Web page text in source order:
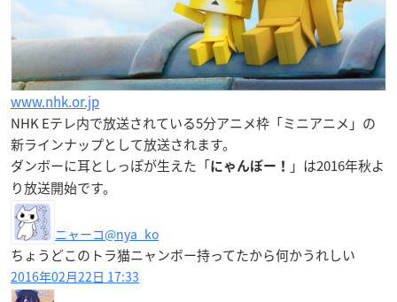
www.nhk.or.jp
NHK Eテレ内で放送されている5分アニメ枠「ミニアニメ」の
新ラインナップとして放送されます。
ダンボーに耳としっぽが生えた「にゃんぼー！ 」は2016年秋よ
り放送開始です。
ニャーコ@nya_ko
ちょうどこのトラ猫ニャンボー持ってたから何かうれしい
2016年02月22日 17:33